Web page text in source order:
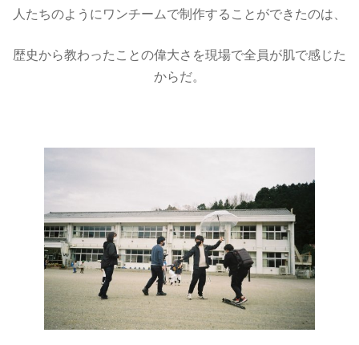
人たちのようにワンチームで制作することができたのは、
歴史から教わったことの偉大さを現場で全員が肌で感じた
からだ。